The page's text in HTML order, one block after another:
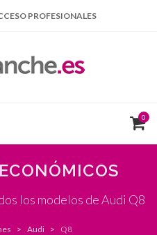
PROFESIONALES
0
los modelos de Audi Q8
Audi Q8